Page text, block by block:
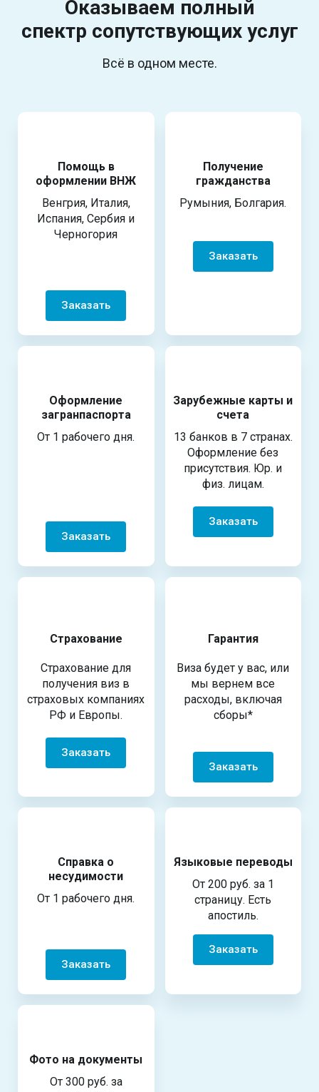
Оказываем полный
спектр сопутствующих услуг
Всё в одном месте.
Помощь в
оформлении ВНЖ
Венгрия, Италия,
Испания, Сербия и
Черногория
Заказать
Получение
гражданства
Румыния, Болгария.
Заказать
Оформление
загранпаспорта
От 1 рабочего дня.
Заказать
Зарубежные карты и
счета
13 банков в 7 странах.
Оформление без
присутствия. Юр. и
физ. лицам.
Заказать
Страхование
Страхование для
получения виз в
страховых компаниях
РФ и Европы.
Заказать
Гарантия
Виза будет у вас, или
мы вернем все
расходы, включая
сборы*
Заказать
Справка о
несудимости
От 1 рабочего дня.
Заказать
Языковые переводы
От 200 руб. за 1
страницу. Есть
апостиль.
Заказать
Фото на документы
От 300 руб. за